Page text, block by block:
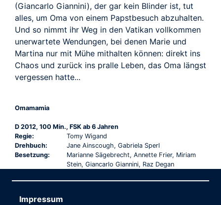
(Giancarlo Giannini), der gar kein Blinder ist, tut
alles, um Oma von einem Papstbesuch abzuhalten.
Und so nimmt ihr Weg in den Vatikan vollkommen
unerwartete Wendungen, bei denen Marie und
Martina nur mit Mühe mithalten können: direkt ins
Chaos und zurück ins pralle Leben, das Oma längst
vergessen hatte...
Omamamia
D 2012, 100 Min., FSK ab 6 Jahren
Regie:
Tomy Wigand
Drehbuch:
Jane Ainscough, Gabriela Sperl
Besetzung:
Marianne Sägebrecht, Annette Frier, Miriam
Stein, Giancarlo Giannini, Raz Degan
Impressum